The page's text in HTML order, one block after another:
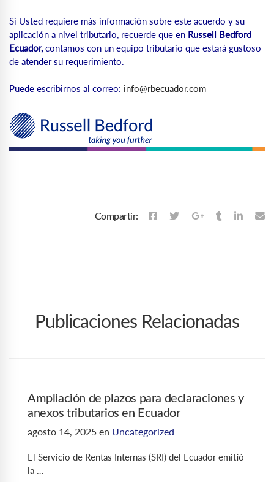
Si Usted requiere más información sobre este acuerdo y su
aplicación a nivel tributario, recuerde que en Russell Bedford
Ecuador,contamos con un equipo tributario que estará gustoso
de atender su requerimiento.
Puede escribirnos al correo: info@rbecuador.com
Compartir:
Publicaciones Relacionadas
Ampliación de plazos para declaraciones y
anexos tributarios en Ecuador
agosto 14, 2025 en Uncategorized
El Servicio de Rentas Internas (SRI) del Ecuador emitió
la …